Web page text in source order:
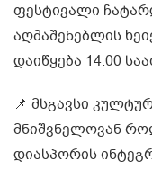
ფესტივალი
აღმაშენებლის
დაიწყება 14:00
📌 მსგავსი
მნიშვნელოვან
დიასპორის